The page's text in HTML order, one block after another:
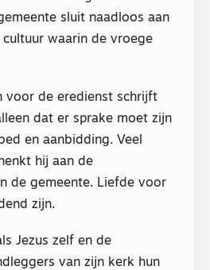
sluit naadloos aan
waarin de vroege
voor de eredienst schrijft
dat er sprake moet zijn
en aanbidding. Veel
hij aan de
de gemeente. Liefde voor
zijn.
Jezus zelf en de
van zijn kerk hun